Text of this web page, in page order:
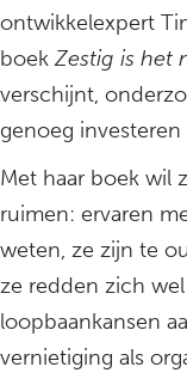
ontwikkel­expert
boekZestig is het
verschijnt,
genoeg
Met haar boek wil
ruimen: ervaren
weten, ze zijn te
ze redden zich
loopbaankansen
vernietiging als